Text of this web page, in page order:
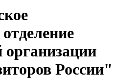
организации
России"